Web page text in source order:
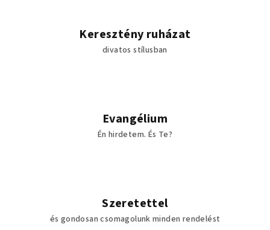
á
n
y
s
e
l
Keresztény ruházat
divatos stílusban
Evangélium
Én hirdetem. És Te?
Szeretettel
és gondosan csomagolunk minden rendelést